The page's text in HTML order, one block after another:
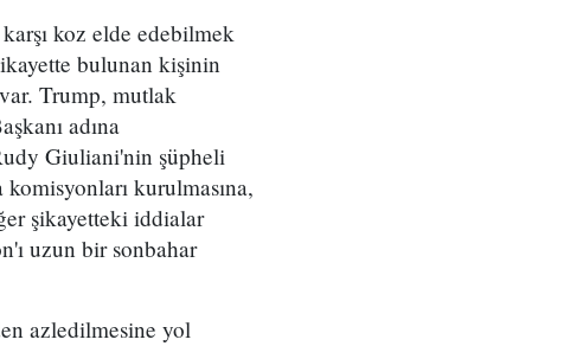
koz elde edebilmek
bulunan kişinin
Trump, mutlak
adına
Giuliani'nin şüpheli
kurulmasına,
şikayetteki iddialar
uzun bir sonbahar
azledilmesine yol